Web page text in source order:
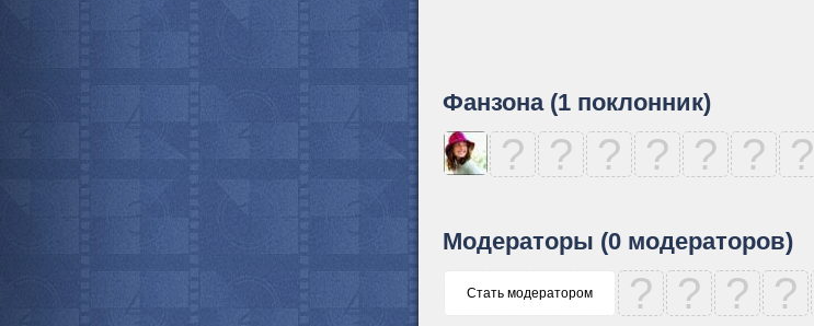
Фанзона (1 поклонник)
? ? ? ? ? ? ?
Модераторы (0 модераторов)
Стать модератором ? ? ? ?